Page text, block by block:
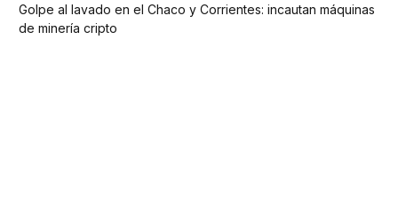
Golpe al lavado en el Chaco y Corrientes: incautan máquinas
de minería cripto